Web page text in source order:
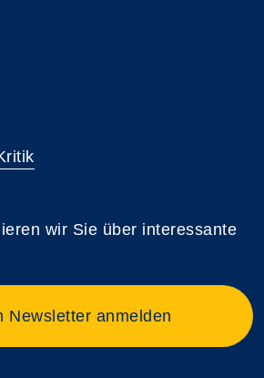
wir Sie über interessante
Newsletter anmelden